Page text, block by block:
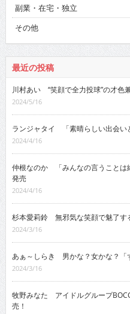
副業・在宅・独立
その他
最近の投稿
川村あい “笑顔で全力投球”の才色
2024/5/16
ランジャタイ 「素晴らしい出会い
2024/4/16
仲根なのか 「みんなの言うことは
発売
2024/4/16
杉本愛莉鈴 無邪気な笑顔で魅了す
2024/3/16
あぁ～しらき 男かな？女かな？「
2024/3/16
牧野みなた アイドルグループ
売！